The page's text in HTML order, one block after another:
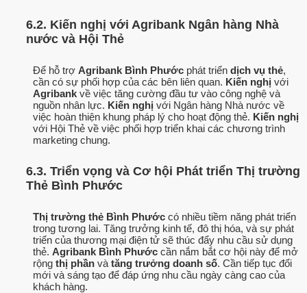
6.2. Kiến nghị với Agribank Ngân hàng Nhà
nước và Hội Thẻ
Để hỗ trợ Agribank Bình Phước phát triển dịch vụ thẻ,
cần có sự phối hợp của các bên liên quan. Kiến nghị với
Agribank về việc tăng cường đầu tư vào công nghệ và
nguồn nhân lực. Kiến nghị với Ngân hàng Nhà nước về
việc hoàn thiện khung pháp lý cho hoạt động thẻ. Kiến nghị
với Hội Thẻ về việc phối hợp triển khai các chương trình
marketing chung.
6.3. Triển vọng và Cơ hội Phát triển Thị trường
Thẻ Bình Phước
Thị trường thẻ Bình Phước có nhiều tiềm năng phát triển
trong tương lai. Tăng trưởng kinh tế, đô thị hóa, và sự phát
triển của thương mại điện tử sẽ thúc đẩy nhu cầu sử dụng
thẻ. Agribank Bình Phước cần nắm bắt cơ hội này để mở
rộng thị phần và tăng trưởng doanh số. Cần tiếp tục đổi
mới và sáng tạo để đáp ứng nhu cầu ngày càng cao của
khách hàng.